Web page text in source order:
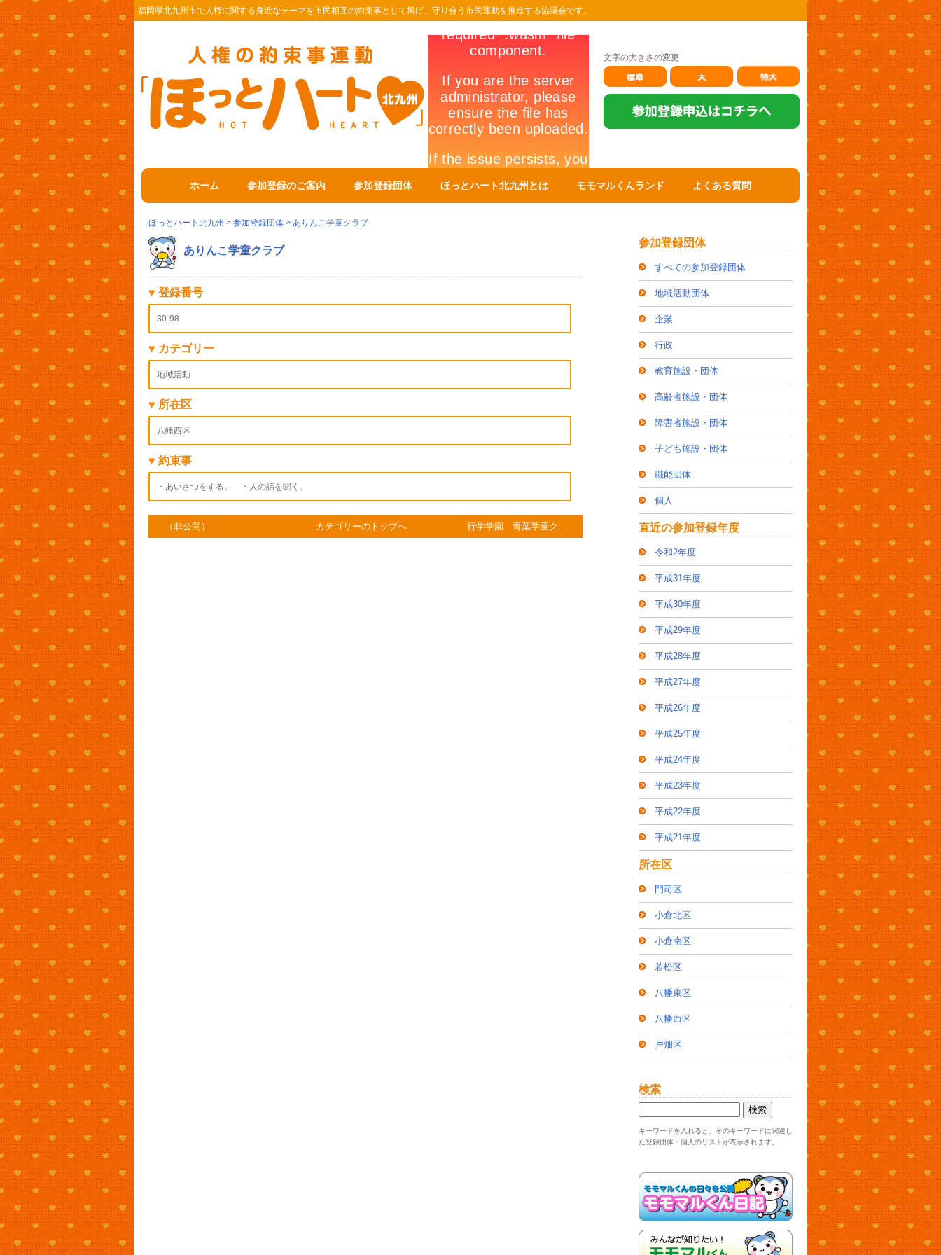
福岡県北九州市で人権に関する身近なテーマを市民相互の約束事として掲げ、守り合う市民運動を推進する協議会です。
文字の大きさの変更
ホーム 参加登録のご案内 参加登録団体 ほっとハート北九州とは モモマルくんランド よくある質問
ほっとハート北九州 > 参加登録団体 > ありんこ学童クラブ
ありんこ学童クラブ
♥ 登録番号
30-98
♥ カテゴリー
地域活動
♥ 所在区
八幡西区
♥ 約束事
・あいさつをする。 ・人の話を聞く。
（非公開） カテゴリーのトップへ 行学学園 青葉学童ク...
参加登録団体
すべての参加登録団体
地域活動団体
企業
行政
教育施設・団体
高齢者施設・団体
障害者施設・団体
子ども施設・団体
職能団体
個人
直近の参加登録年度
令和2年度
平成31年度
平成30年度
平成29年度
平成28年度
平成27年度
平成26年度
平成25年度
平成24年度
平成23年度
平成22年度
平成21年度
所在区
門司区
小倉北区
小倉南区
若松区
八幡東区
八幡西区
戸畑区
検索
キーワードを入れると、そのキーワードに関連し
た登録団体・個人のリストが表示されます。